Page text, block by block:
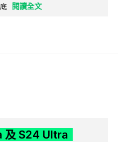
閱讀全文
及 S24 Ultra